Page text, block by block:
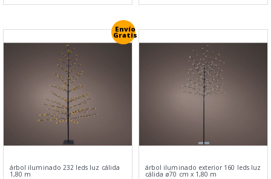
Envío
Gratis
árbol iluminado 232 leds luz cálida
1,80 m
árbol iluminado exterior 160 leds luz
cálida ø70 cm x 1,80 m